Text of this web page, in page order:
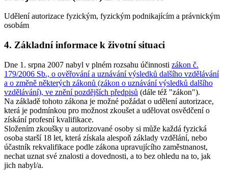
Udělení autorizace fyzickým, fyzickým podnikajícím a právnickým
osobám
4. Základní informace k životní situaci
Dne 1. srpna 2007 nabyl v plném rozsahu účinnosti zákon č.
179/2006 Sb., o ověřování a uznávání výsledků dalšího vzdělávání
a o změně některých zákonů (zákon o uznávání výsledků dalšího
vzdělávání), ve znění pozdějších předpisů (dále též "zákon").
Na základě tohoto zákona je možné požádat o udělení autorizace,
která je podmínkou pro možnost zkoušet a udělovat osvědčení o
získání profesní kvalifikace.
Složením zkoušky u autorizované osoby si může každá fyzická
osoba starší 18 let, která získala alespoň základy vzdělání, nebo
účastník rekvalifikace podle zákona upravujícího zaměstnanost,
nechat uznat své znalosti a dovednosti, a to bez ohledu na to, jak
jich nabyl/a.